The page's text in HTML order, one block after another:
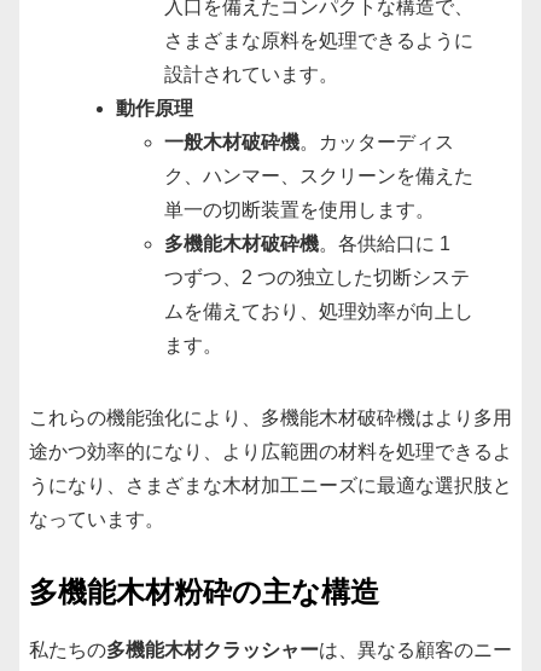
入口を備えたコンパクトな構造で、
さまざまな原料を処理できるように
設計されています。
動作原理
一般木材破砕機。カッターディス
ク、ハンマー、スクリーンを備えた
単一の切断装置を使用します。
多機能木材破砕機。各供給口に 1
つずつ、2 つの独立した切断システ
ムを備えており、処理効率が向上し
ます。
これらの機能強化により、多機能木材破砕機はより多用
途かつ効率的になり、より広範囲の材料を処理できるよ
うになり、さまざまな木材加工ニーズに最適な選択肢と
なっています。
多機能木材粉砕の主な構造
私たちの多機能木材クラッシャーは、異なる顧客のニー